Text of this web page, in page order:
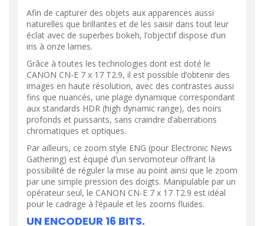
Afin de capturer des objets aux apparences aussi
naturelles que brillantes et de les saisir dans tout leur
éclat avec de superbes bokeh, l’objectif dispose d’un
iris à onze lames.
Grâce à toutes les technologies dont est doté le
CANON CN-E 7 x 17 T2.9, il est possible d’obtenir des
images en haute résolution, avec des contrastes aussi
fins que nuancés, une plage dynamique correspondant
aux standards HDR (high dynamic range), des noirs
profonds et puissants, sans craindre d’aberrations
chromatiques et optiques.
Par ailleurs, ce zoom style ENG (pour Electronic News
Gathering) est équipé d’un servomoteur offrant la
possibilité de réguler la mise au point ainsi que le zoom
par une simple pression des doigts. Manipulable par un
opérateur seul, le CANON CN-E 7 x 17 T2.9 est idéal
pour le cadrage à l’épaule et les zooms fluides.
UN ENCODEUR 16 BITS.